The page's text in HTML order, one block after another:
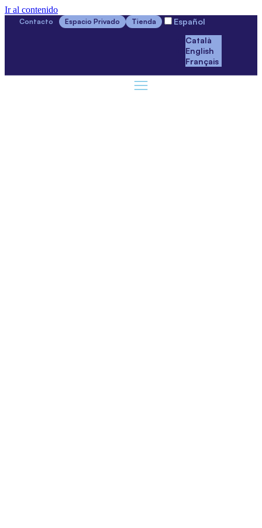
Ir al contenido
Contacto Espacio Privado Tienda
Español
Català
English
Français